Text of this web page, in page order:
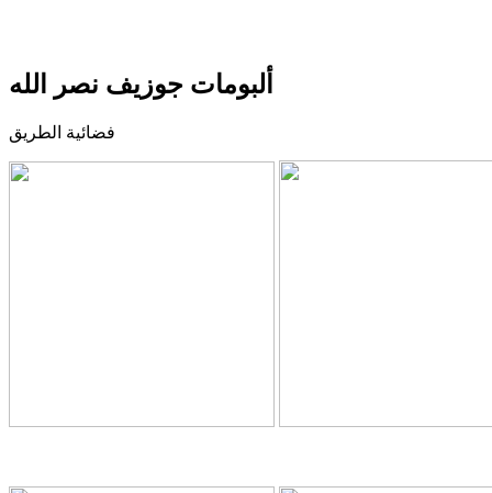
ألبومات جوزيف نصر الله
فضائية الطريق